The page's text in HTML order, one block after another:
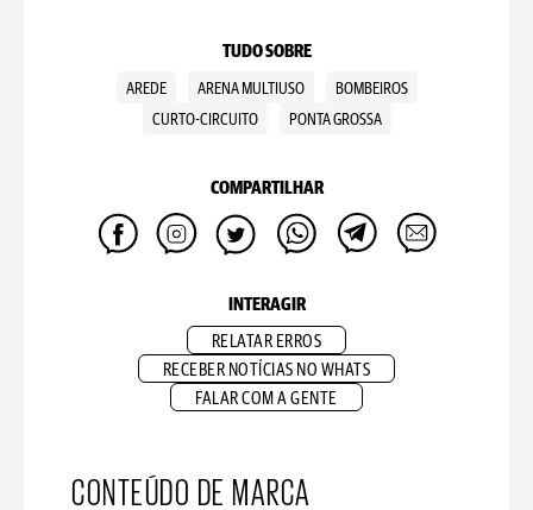
TUDO SOBRE
AREDE ARENA MULTIUSO
BOMBEIROS
CURTO-CIRCUITO
PONTA GROSSA
COMPARTILHAR
INTERAGIR
RELATAR ERROS
RECEBER NOTÍCIAS NO WHATS
FALAR COM A GENTE
CONTEÚDO DE MARCA